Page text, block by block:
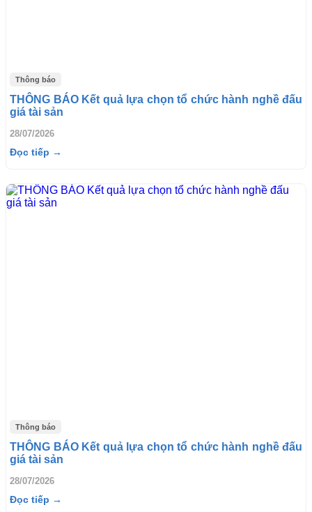
Thông báo
THÔNG BÁO Kết quả lựa chọn tổ chức hành nghề đấu
giá tài sản
28/07/2026
Đọc tiếp →
Thông báo
THÔNG BÁO Kết quả lựa chọn tổ chức hành nghề đấu
giá tài sản
28/07/2026
Đọc tiếp →